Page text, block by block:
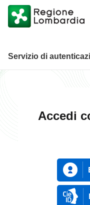
Servizio di
Accedi